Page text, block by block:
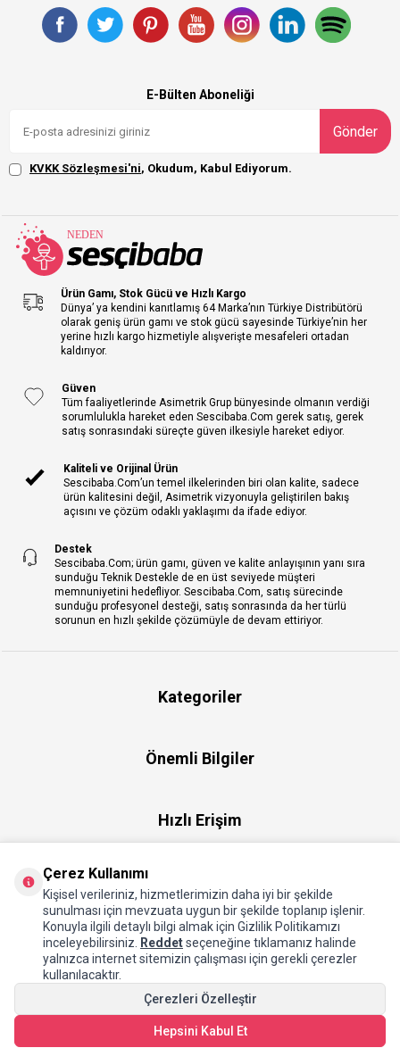
SEPETE EKLE
E-Bülten Aboneliği
Gönder
KVKK Sözleşmesi'ni, Okudum, Kabul Ediyorum.
Ürün Gamı, Stok Gücü ve Hızlı Kargo
Dünya’ ya kendini kanıtlamış 64 Marka’nın Türkiye Distribütörü
olarak geniş ürün gamı ve stok gücü sayesinde Türkiye’nin her
yerine hızlı kargo hizmetiyle alışverişte mesafeleri ortadan
kaldırıyor.
Güven
Tüm faaliyetlerinde Asimetrik Grup bünyesinde olmanın verdiği
sorumlulukla hareket eden Sescibaba.Com gerek satış, gerek
satış sonrasındaki süreçte güven ilkesiyle hareket ediyor.
Kaliteli ve Orijinal Ürün
Sescibaba.Com’un temel ilkelerinden biri olan kalite, sadece
ürün kalitesini değil, Asimetrik vizyonuyla geliştirilen bakış
açısını ve çözüm odaklı yaklaşımı da ifade ediyor.
Destek
Sescibaba.Com; ürün gamı, güven ve kalite anlayışının yanı sıra
sunduğu Teknik Destekle de en üst seviyede müşteri
memnuniyetini hedefliyor. Sescibaba.Com, satış sürecinde
sunduğu profesyonel desteği, satış sonrasında da her türlü
sorunun en hızlı şekilde çözümüyle de devam ettiriyor.
Kategoriler
Önemli Bilgiler
Hızlı Erişim
Hakkımızda
Çerez Kullanımı
Kişisel verileriniz, hizmetlerimizin daha iyi bir şekilde
sunulması için mevzuata uygun bir şekilde toplanıp işlenir.
Konuyla ilgili detaylı bilgi almak için Gizlilik Politikamızı
inceleyebilirsiniz.
Reddetseçeneğine tıklamanız halinde
yalnızca internet sitemizin çalışması için gerekli çerezler
kullanılacaktır.
Çerezleri Özelleştir
Hepsini Kabul Et